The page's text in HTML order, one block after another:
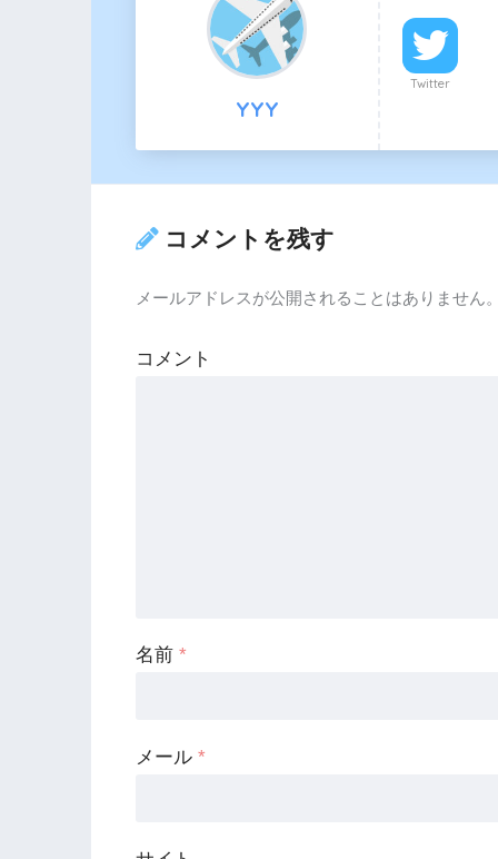
YYY
Twitter
コメントを残す
メールアドレスが公開されることはありません
コメント
名前 *
メール *